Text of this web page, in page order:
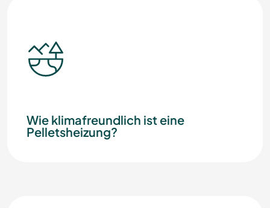
Wie klimafreundlich ist eine
Pelletsheizung?